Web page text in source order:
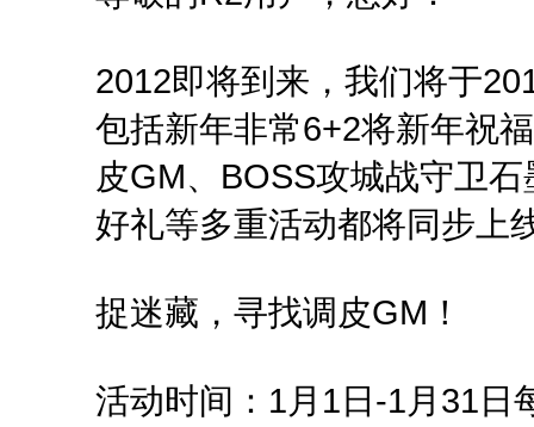
2012即将到来，我们将于
包括新年非常6+2将新年祝
皮GM、BOSS攻城战守卫
好礼等多重活动都将同步上
捉迷藏，寻找调皮GM！
活动时间：1月1日-1月31日